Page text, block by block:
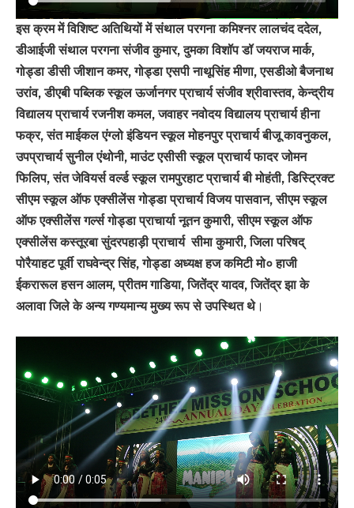
इस क्रम में विशिष्ट अतिथियों में संथाल परगना कमिश्नर लालचंद ददेल,
डीआईजी संथाल परगना संजीव कुमार, दुमका विशॉप डॉ जयराज मार्क,
गोड्डा डीसी जीशान कमर, गोड्डा एसपी नाथूसिंह मीणा, एसडीओ बैजनाथ
उरांव, डीएबी पब्लिक स्कूल ऊर्जानगर प्राचार्य संजीव श्रीवास्तव, केन्द्रीय
विद्यालय प्राचार्य रजनीश कमल, जवाहर नवोदय विद्यालय प्राचार्य हीना
फक्र, संत माईकल एंग्लो इंडियन स्कूल मोहनपुर प्राचार्य बीजू कावनुकल,
उपप्राचार्य सुनील एंथोनी, माउंट एसीसी स्कूल प्राचार्य फादर जोमन
फिलिप, संत जेवियर्स वर्ल्ड स्कूल रामपुरहाट प्राचार्य बी मोहंती, डिस्ट्रिक्ट
सीएम स्कूल ऑफ एक्सीलेंस गोड्डा प्राचार्य विजय पासवान, सीएम स्कूल
ऑफ एक्सीलेंस गर्ल्स गोड्डा प्राचार्या नूतन कुमारी, सीएम स्कूल ऑफ
एक्सीलेंस कस्तूरबा सुंदरपहाड़ी प्राचार्य सीमा कुमारी, जिला परिषद्
पोरैयाहट पूर्वी राघवेन्द्र सिंह, गोड्डा अध्यक्ष हज कमिटी मो० हाजी
ईकरारूल हसन आलम, प्रीतम गाडिया, जितेंद्र यादव, जितेंद्र झा के
अलावा जिले के अन्य गण्यमान्य मुख्य रूप से उपस्थित थे।